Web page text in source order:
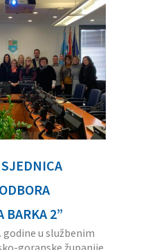
BARKA 2”
godine u službenim
goranske županije